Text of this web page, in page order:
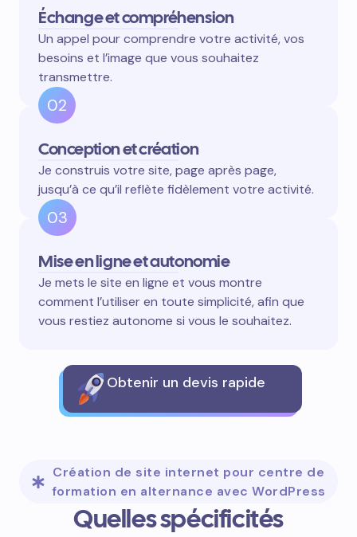
Échange et compréhension
Un appel pour comprendre votre activité, vos
besoins et l’image que vous souhaitez
transmettre.
02
Conception et création
Je construis votre site, page après page,
jusqu’à ce qu’il reflète fidèlement votre activité.
03
Mise en ligne et autonomie
Je mets le site en ligne et vous montre
comment l’utiliser en toute simplicité, afin que
vous restiez autonome si vous le souhaitez.
Obtenir un devis rapide
Création de site internet pour centre de
formation en alternance avec WordPress
Quelles spécificités